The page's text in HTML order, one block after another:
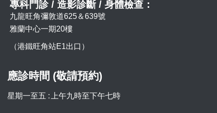
專科門診 / 造影診斷 / 身體檢查：
九龍旺角彌敦道625＆639號
雅蘭中心一期20樓
（港鐵旺角站E1出口）
應診時間 (敬請預約)
星期一至五 : 上午九時至下午七時